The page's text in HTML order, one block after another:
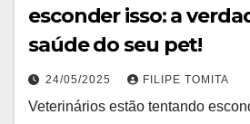
esconder isso: a
saúde do seu pet!
24/05/2025 FILIPE TOMITA
Veterinários estão tentando